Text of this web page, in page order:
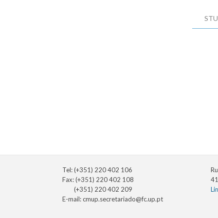
Tel: (+351) 220 402 106
Fax: (+351) 220 402 108
(+351) 220 402 209
E-mail:cmup.secretariado@fc.up.pt